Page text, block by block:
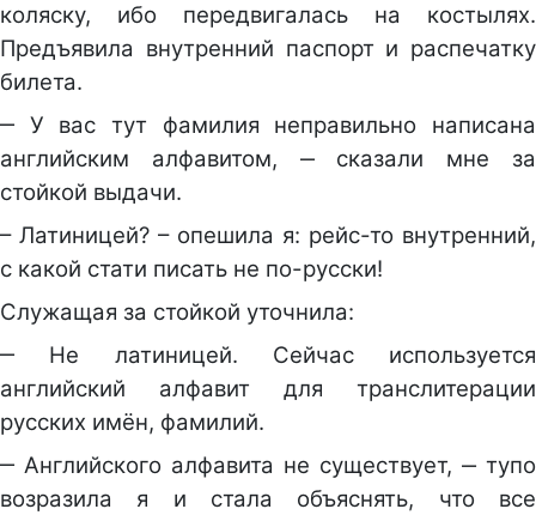
коляску, ибо передвигалась на костылях.
Предъявила внутренний паспорт и распечатку
билета.
‒ У вас тут фамилия неправильно написана
английским алфавитом, ‒ сказали мне за
стойкой выдачи.
– Латиницей? – опешила я: рейс-то внутренний,
с какой стати писать не по-русски!
Служащая за стойкой уточнила:
‒ Не латиницей. Сейчас используется
английский алфавит для транслитерации
русских имён, фамилий.
‒ Английского алфавита не существует, ‒ тупо
возразила я и стала объяснять, что все